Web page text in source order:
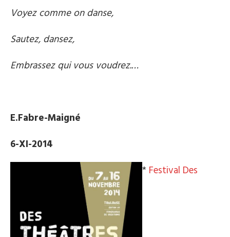
Voyez comme on danse,
Sautez, dansez,
Embrassez qui vous voudrez.…
E.Fabre-Maigné
6-XI-2014
* Festival Des